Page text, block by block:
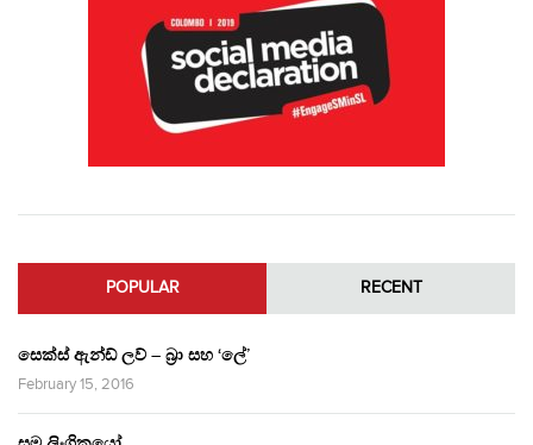
POPULAR RECENT
සෙක්ස් ඇන්ඩ් ලව් – බ්‍රා සහ ‘ලේ’
February 15, 2016